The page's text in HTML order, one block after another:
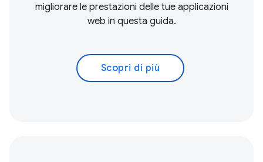
migliorare le prestazioni delle tue applicazioni
web in questa guida.
Scopri di più